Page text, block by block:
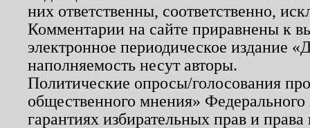
них ответственны, соответственно,
Комментарии на сайте приравнены к
электронное периодическое издание
наполняемость несут авторы.
Политические опросы/голосования
общественного мнения»
гарантиях избирательных прав и